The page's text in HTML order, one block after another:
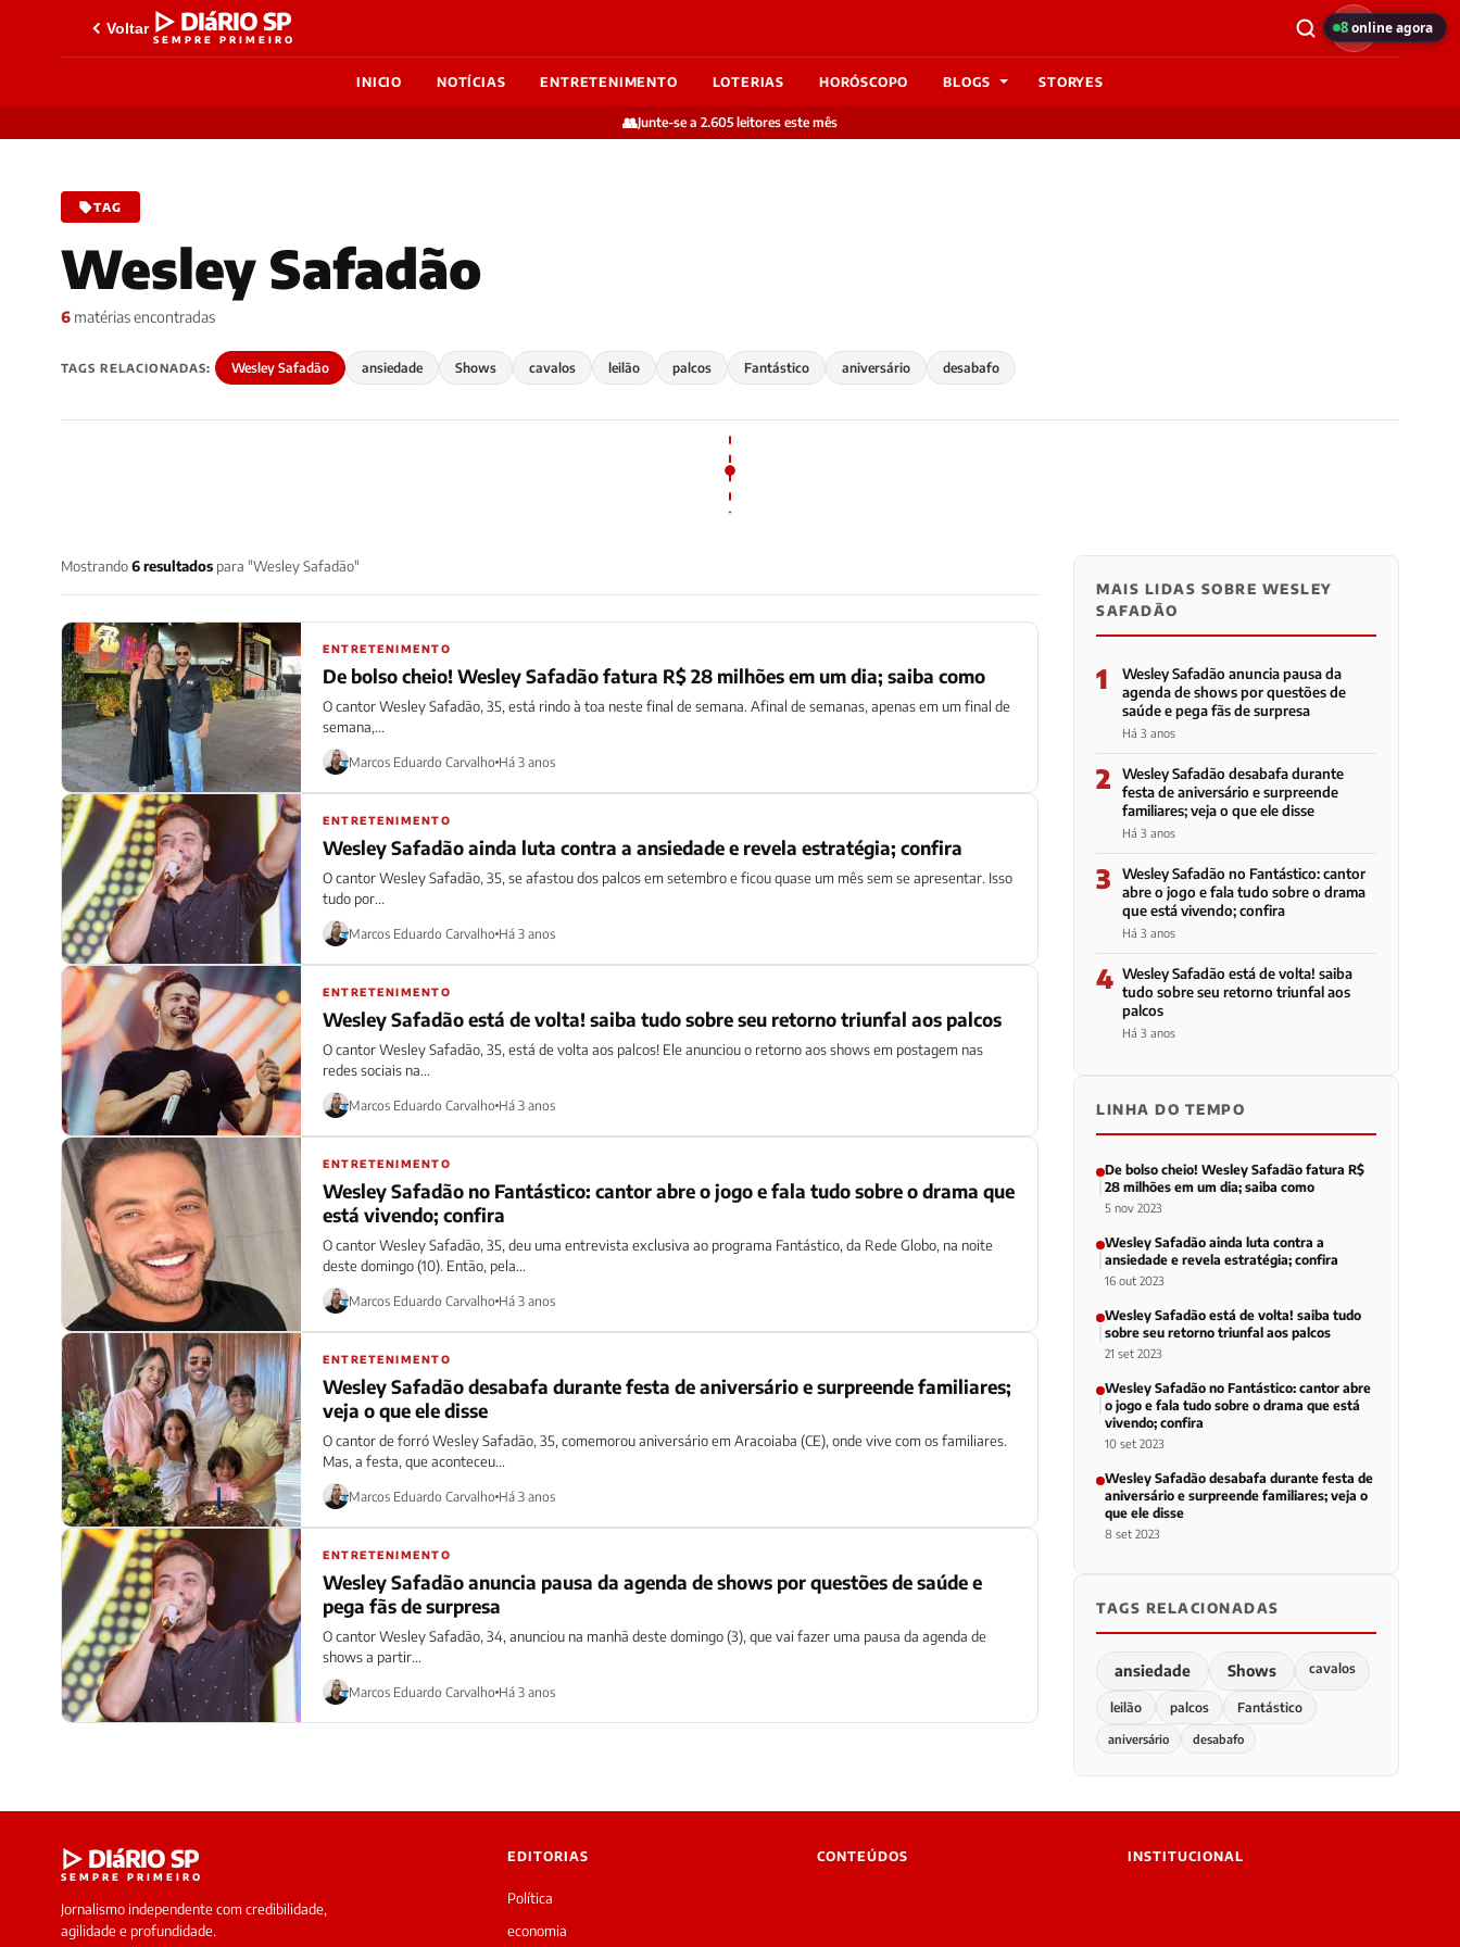
Voltar ▷ DIáRIO SP
SEMPRE PRIMEIRO
INICIO NOTÍCIAS ENTRETENIMENTO LOTERIAS HORÓSCOPO BLOGS STORYES
👥Junte-se a 2.605 leitores este mês
TAG
Wesley Safadão
6 matérias encontradas
TAGS RELACIONADAS: Wesley Safadão ansiedade Shows cavalos leilão palcos Fantástico aniversário desabafo
Mostrando6 resultados para "Wesley Safadão"
ENTRETENIMENTO
De bolso cheio! Wesley Safadão fatura R$ 28 milhões em um dia; saiba como
O cantor Wesley Safadão, 35, está rindo à toa neste final de semana. Afinal de semanas, apenas em um final de
semana,...
Marcos Eduardo Carvalho Há 3 anos
ENTRETENIMENTO
Wesley Safadão ainda luta contra a ansiedade e revela estratégia; confira
O cantor Wesley Safadão, 35, se afastou dos palcos em setembro e ficou quase um mês sem se apresentar. Isso
tudo por...
Marcos Eduardo Carvalho Há 3 anos
ENTRETENIMENTO
Wesley Safadão está de volta! saiba tudo sobre seu retorno triunfal aos palcos
O cantor Wesley Safadão, 35, está de volta aos palcos! Ele anunciou o retorno aos shows em postagem nas
redes sociais na...
Marcos Eduardo Carvalho Há 3 anos
ENTRETENIMENTO
Wesley Safadão no Fantástico: cantor abre o jogo e fala tudo sobre o drama que
está vivendo; confira
O cantor Wesley Safadão, 35, deu uma entrevista exclusiva ao programa Fantástico, da Rede Globo, na noite
deste domingo (10). Então, pela...
Marcos Eduardo Carvalho Há 3 anos
ENTRETENIMENTO
Wesley Safadão desabafa durante festa de aniversário e surpreende familiares;
veja o que ele disse
O cantor de forró Wesley Safadão, 35, comemorou aniversário em Aracoiaba (CE), onde vive com os familiares.
Mas, a festa, que aconteceu...
Marcos Eduardo Carvalho Há 3 anos
ENTRETENIMENTO
Wesley Safadão anuncia pausa da agenda de shows por questões de saúde e
pega fãs de surpresa
O cantor Wesley Safadão, 34, anunciou na manhã deste domingo (3), que vai fazer uma pausa da agenda de
shows a partir...
Marcos Eduardo Carvalho Há 3 anos
MAIS LIDAS SOBRE WESLEY
SAFADÃO
1
Wesley Safadão anuncia pausa da
agenda de shows por questões de
saúde e pega fãs de surpresa
Há 3 anos
2
Wesley Safadão desabafa durante
festa de aniversário e surpreende
familiares; veja o que ele disse
Há 3 anos
3
Wesley Safadão no Fantástico: cantor
abre o jogo e fala tudo sobre o drama
que está vivendo; confira
Há 3 anos
4 Wesley Safadão está de volta! saiba
tudo sobre seu retorno triunfal aos
palcos
Há 3 anos
LINHA DO TEMPO
De bolso cheio! Wesley Safadão fatura R$
28 milhões em um dia; saiba como
5 nov 2023
Wesley Safadão ainda luta contra a
ansiedade e revela estratégia; confira
16 out 2023
Wesley Safadão está de volta! saiba tudo
sobre seu retorno triunfal aos palcos
21 set 2023
Wesley Safadão no Fantástico: cantor abre
o jogo e fala tudo sobre o drama que está
vivendo; confira
10 set 2023
Wesley Safadão desabafa durante festa de
aniversário e surpreende familiares; veja o
que ele disse
8 set 2023
TAGS RELACIONADAS
ansiedade Shows cavalos
leilão palcos Fantástico
aniversário desabafo
▷ DIáRIO SP
SEMPRE PRIMEIRO
Jornalismo independente com credibilidade,
agilidade e profundidade.
EDITORIAS
Política
economia
CONTEÚDOS INSTITUCIONAL
8online agora